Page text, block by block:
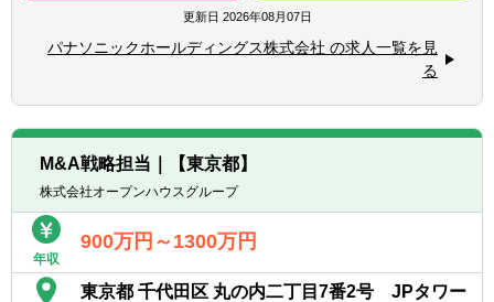
■本ポジションの魅力
・強固なビジネスモデルによって大きく成長
していく企業において、未完成の管理会計部
ます。経営に与える影響も非常に大きく、や
りがいのある仕事です。
■キャリアパス：
・スキル/マネジメント経験など資質やご意向
連するプロジェクト内での幅広いキャリア形
成も可能です。
【人柄・コンピテンシー】
■高いコミュニケーション能力と積極性で、
■自己観照能力の高い方
上場会社として市場とのコミュニケーション
に不可欠なグループ連結決算・法定開示を担
う部門として、私たちの組織は、会計専門性
をフルに発揮して、会計ガバナンス（正しい
決算・正しい開示）を担保し、事業経営のお
役立ちに貢献していくことがミッションで
す。
【募集背景】
等）の会計課題に対応できる専門知識を有す
更新日 2026年08月07日
パナソニックホールディングス株式会社 の求人一覧を見
る
M&A戦略担当｜【東京都】
株式会社オープンハウスグループ
年収
900万円～1300万円
東京都 千代田区 丸の内二丁目7番2号 JPタワー